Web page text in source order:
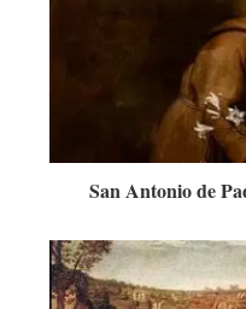
San Antonio de